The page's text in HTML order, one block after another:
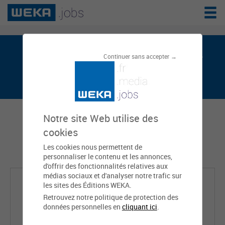
Continuer sans accepter →
Notre site Web utilise des
cookies
Les cookies nous permettent de
personnaliser le contenu et les annonces,
d'offrir des fonctionnalités relatives aux
médias sociaux et d'analyser notre trafic sur
les sites des Éditions WEKA.
Retrouvez notre politique de protection des
données personnelles en cliquant ici.
Charlotte RIVART est sur weka.jobs, le
réseau de l'emploi public